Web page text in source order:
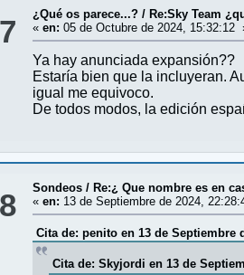
¿Qué os parece...? / Re:Sky Team
«en: 05 de Octubre de 2024, 15:32:12
Ya hay anunciada expansión??
Estaría bien que la incluyeran.
igual me equivoco.
De todos modos, la edición
Sondeos / Re:¿ Que nombre es en
«en: 13 de Septiembre de 2024,
Cita de: penito en 13 de Septiembre
Cita de: Skyjordi en 13 de